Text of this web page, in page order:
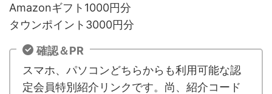
Amazonギフト1000円分
タウンポイント3000円分
確認＆PR
スマホ、パソコンどちらからも利用可能な認
定会員特別紹介リンクです。尚、紹介コード